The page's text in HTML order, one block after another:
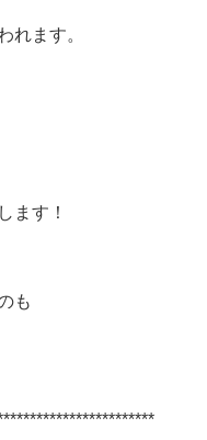
れます。
ます！
も